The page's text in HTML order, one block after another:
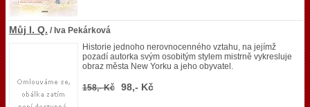
Můj I. Q. / Iva Pekárková
Historie jednoho nerovnocenného vztahu, na jejímž
pozadí autorka svým osobitým stylem mistrně vykresluje
obraz města New Yorku a jeho obyvatel.
158,- Kč 98,- Kč